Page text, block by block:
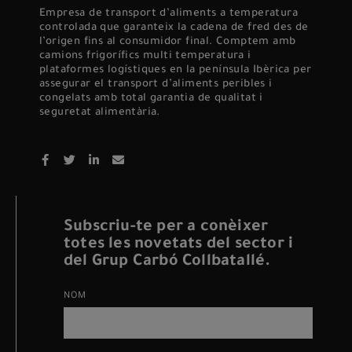
Empresa de transport d’aliments a temperatura
controlada que garanteix la cadena de fred des de
l’origen fins al consumidor final. Comptem amb
camions frigorífics multi temperatura i
plataformes logístiques en la península Ibèrica per
assegurar el transport d’aliments peribles i
congelats amb total garantia de qualitat i
seguretat alimentària.
Subscriu-te per a conèixer
totes les novetats del sector i
del Grup Carbó Collbatallé.
NOM